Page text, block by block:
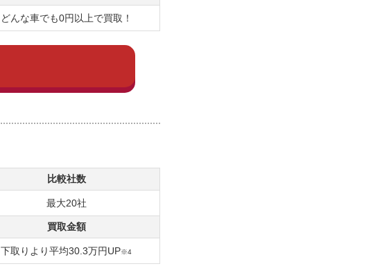
どんな車でも0円以上で買取！
比較社数
最大20社
買取金額
下取りより平均30.3万円UP※4